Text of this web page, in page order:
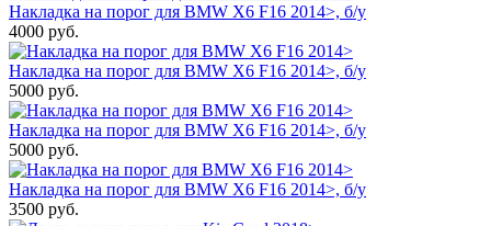
Накладка на порог для BMW X6 F16 2014>, б/у
4000 руб.
Накладка на порог для BMW X6 F16 2014>, б/у
5000 руб.
Накладка на порог для BMW X6 F16 2014>, б/у
5000 руб.
Накладка на порог для BMW X6 F16 2014>, б/у
3500 руб.